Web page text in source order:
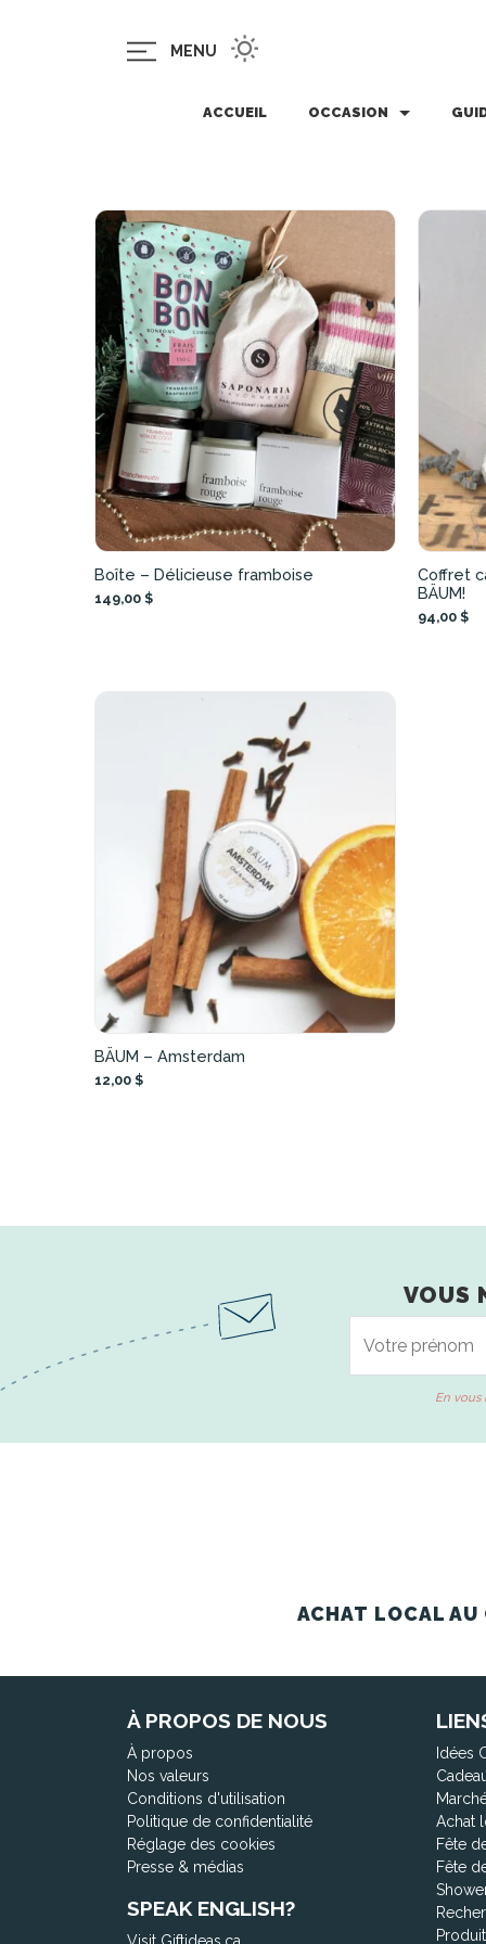
MENU
ACCUEIL OCCASION
Boîte – Délicieuse framboise
149,00 $
Coffret
BÄUM!
94,00 $
BÄUM – Amsterdam
12,00 $
VOUS
En vous
ACHAT LOCAL AU
À PROPOS DE NOUS
À propos
Nos valeurs
Conditions d'utilisation
Politique de confidentialité
Réglage des cookies
Presse & médias
SPEAK ENGLISH?
Visit Giftideas.ca
Idées
Achat
Fête
Fête